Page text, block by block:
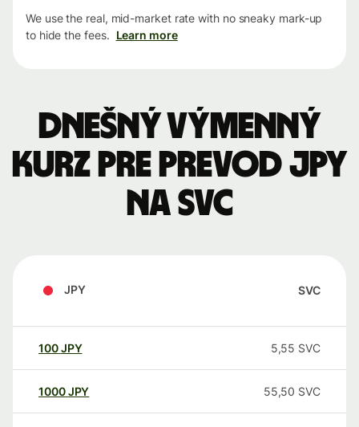
We use the real, mid-market rate with no sneaky mark-up
to hide the fees. Learn more
Dnešný výmenný
kurz pre prevod JPY
na SVC
JPY SVC
100JPY 5,55 SVC
1000JPY 55,50 SVC